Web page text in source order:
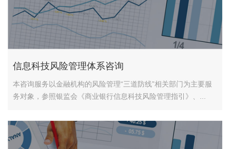
信息科技风险管理体系咨询
本咨询服务以金融机构的风险管理“三道防线”相关部门为主要服
务对象，参照银监会《商业银行信息科技风险管理指引》、...